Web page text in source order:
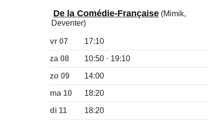
De la Comédie-Française (Mimik,
Deventer)
vr 07 17:10
za 08 10:50 · 19:10
zo 09 14:00
ma 10 18:20
di 11 18:20